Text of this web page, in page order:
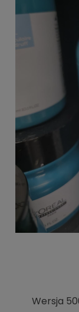
Wersja